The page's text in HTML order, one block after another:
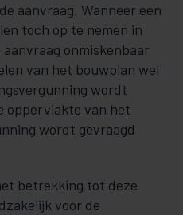
aanvraag. Wanneer een
toch op te nemen in
onmiskenbaar
van het bouwplan wel
wordt
oppervlakte van het
wordt gevraagd
betrekking tot deze
voor de